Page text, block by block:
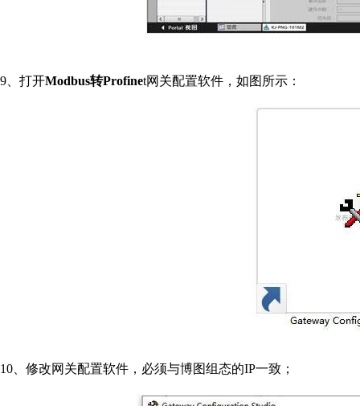
9 、打开Modbus转Profinet网关配置软件，如图所示：
10 、修改网关配置软件，必须与博图组态的IP一致；